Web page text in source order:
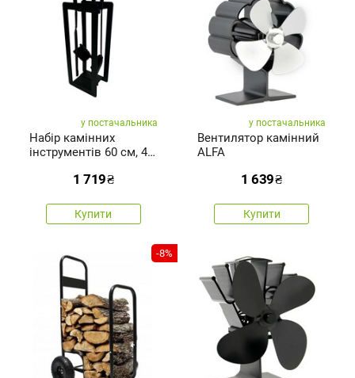
у постачальника
Набір камінних
інструментів 60 см, 4
зпідставкою, чорний,
1 719₴
Купити
у постачальника
Вентилятор камінний
ALFA
1 639₴
Купити
-8%